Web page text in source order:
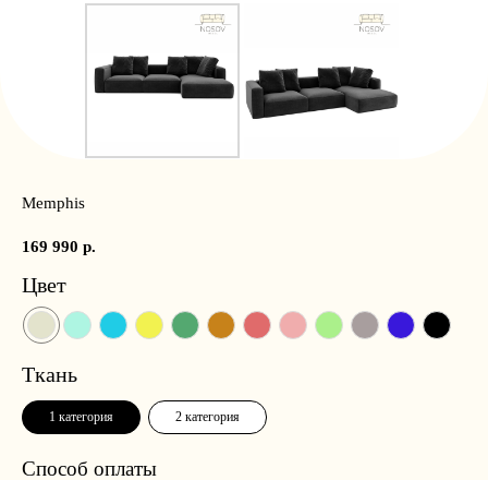
Memphis
169 990 р.
Цвет
Ткань
1 категория 2 категория